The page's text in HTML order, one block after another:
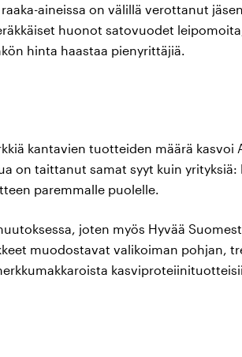
aineissa on välillä verottanut
huonot satovuodet
hinta haastaa pienyrittäjiä.
kantavien tuotteiden määrä kasvoi
on taittanut samat syyt kuin yrityksiä:
paremmalle puolelle.
joten myös Hyvää
muodostavat valikoiman pohjan,